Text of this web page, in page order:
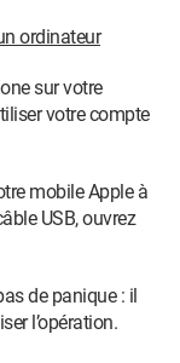
ordinateur
sur votre
votre compte
mobile Apple à
USB, ouvrez
de panique : il
l’opération.